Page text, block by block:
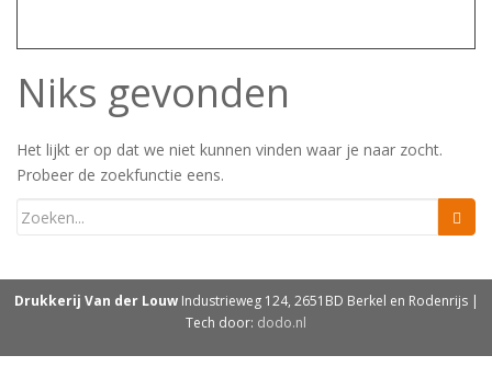
Niks gevonden
Het lijkt er op dat we niet kunnen vinden waar je naar zocht.
Probeer de zoekfunctie eens.
Drukkerij Van der LouwIndustrieweg 124, 2651BD Berkel en Rodenrijs |
Tech door: dodo.nl